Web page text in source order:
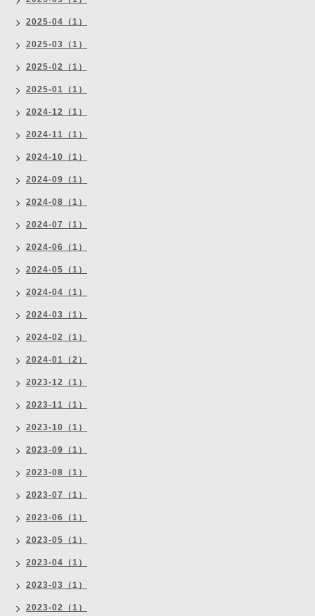
2025-04（1）
2025-03（1）
2025-02（1）
2025-01（1）
2024-12（1）
2024-11（1）
2024-10（1）
2024-09（1）
2024-08（1）
2024-07（1）
2024-06（1）
2024-05（1）
2024-04（1）
2024-03（1）
2024-02（1）
2024-01（2）
2023-12（1）
2023-11（1）
2023-10（1）
2023-09（1）
2023-08（1）
2023-07（1）
2023-06（1）
2023-05（1）
2023-04（1）
2023-03（1）
2023-02（1）